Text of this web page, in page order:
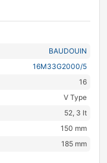
BAUDOUIN
16M33G2000/5
16
V Type
52, 3 lt
150 mm
185 mm